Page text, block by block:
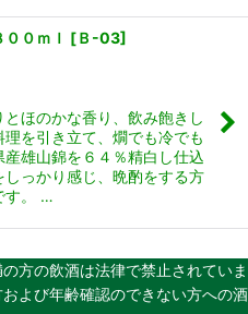
０ｍｌ [Ｂ-03]
ほのかな香り、飲み飽きし
を引き立て、燗でも冷でも
雄山錦を６４％精白し仕込
しっかり感じ、晩酌をする方
す。 …
法律で禁止されていま
よび年齢確認のできない方への酒